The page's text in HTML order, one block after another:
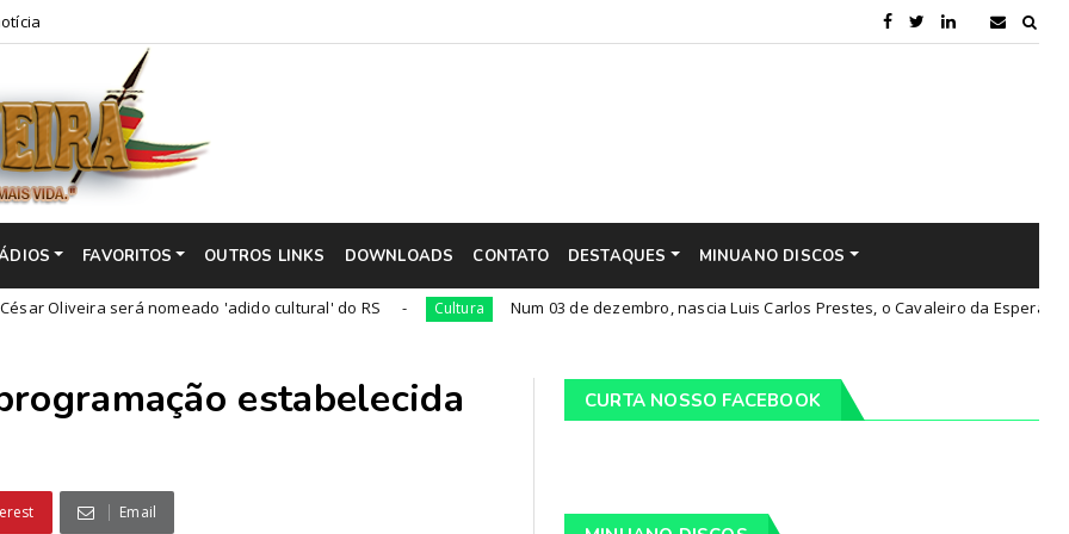
FAVORITOS OUTROS LINKS DOWNLOADS CONTATO DESTAQUES MINUANO DISCOS
será nomeado 'adido cultural' do RS Cultura Num 03 de dezembro, nascia Luis Carlos Prestes, o Cavaleiro da Esperança
estabelecida
Email
CURTA NOSSO FACEBOOK